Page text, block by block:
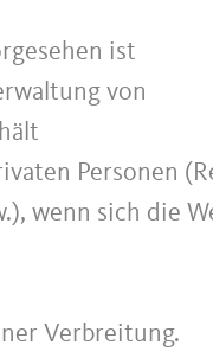
ist
von
Personen
wenn sich die
Verbreitung.